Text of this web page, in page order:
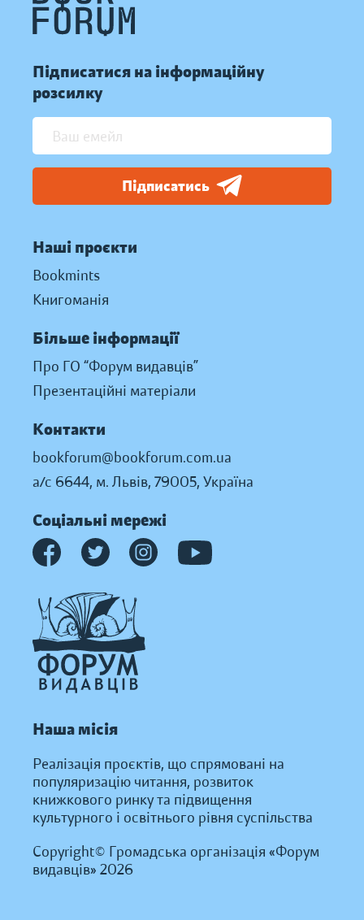
Підписатися на інформаційну
розсилку
Підписатись
Наші проєкти
Bookmints
Книгоманія
Більше інформації
Про ГО “Форум видавців”
Презентаційні матеріали
Контакти
bookforum@bookforum.com.ua
а/с 6644, м. Львів, 79005, Україна
Соціальні мережі
Наша місія
Реалізація проєктів, що спрямовані на
популяризацію читання, розвиток
книжкового ринку та підвищення
культурного і освітнього рівня суспільства
Copyright© Громадська організація «Форум
видавців» 2026